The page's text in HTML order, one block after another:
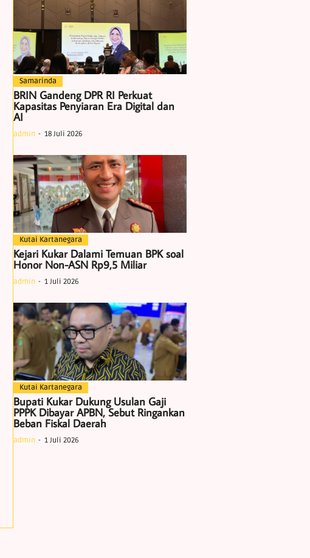
Samarinda
BRIN Gandeng DPR RI Perkuat
Kapasitas Penyiaran Era Digital dan
AI
admin 18 Juli 2026
Kutai Kartanegara
Kejari Kukar Dalami Temuan BPK soal
Honor Non-ASN Rp9,5 Miliar
admin 1 Juli 2026
Kutai Kartanegara
Bupati Kukar Dukung Usulan Gaji
PPPK Dibayar APBN, Sebut Ringankan
Beban Fiskal Daerah
admin 1 Juli 2026